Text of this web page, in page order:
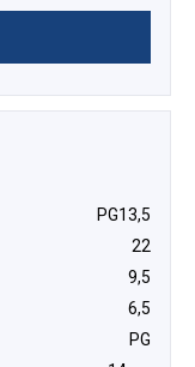
PG13,5
22
9,5
6,5
PG